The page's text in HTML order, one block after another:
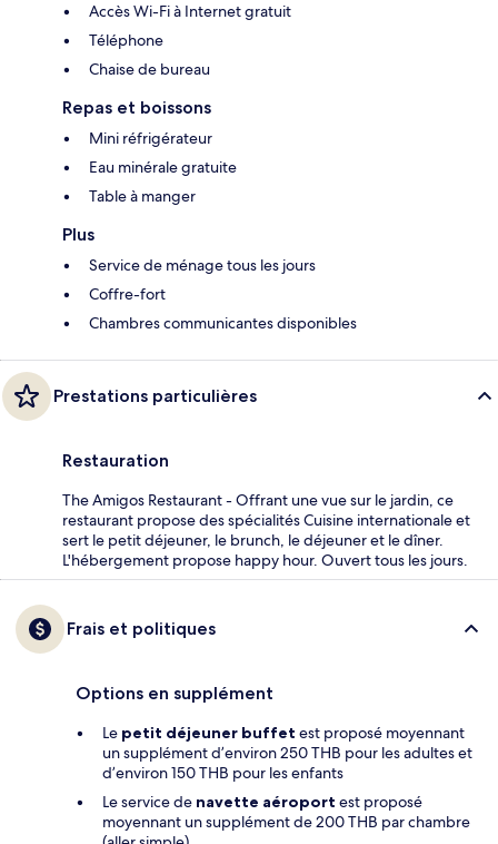
Accès Wi-Fi à Internet gratuit
Téléphone
Chaise de bureau
Repas et boissons
Mini réfrigérateur
Eau minérale gratuite
Table à manger
Plus
Service de ménage tous les jours
Coffre-fort
Chambres communicantes disponibles
Prestations particulières
Restauration
The Amigos Restaurant - Offrant une vue sur le jardin, ce
restaurant propose des spécialités Cuisine internationale et
sert le petit déjeuner, le brunch, le déjeuner et le dîner.
L'hébergement propose happy hour. Ouvert tous les jours.
Frais et politiques
Options en supplément
Le petit déjeuner buffet est proposé moyennant
un supplément d’environ 250 THB pour les adultes et
d’environ 150 THB pour les enfants
Le service de navette aéroport est proposé
moyennant un supplément de 200 THB par chambre